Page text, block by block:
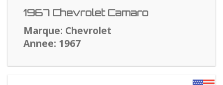
1967 Chevrolet Camaro
Marque: Chevrolet
Annee: 1967